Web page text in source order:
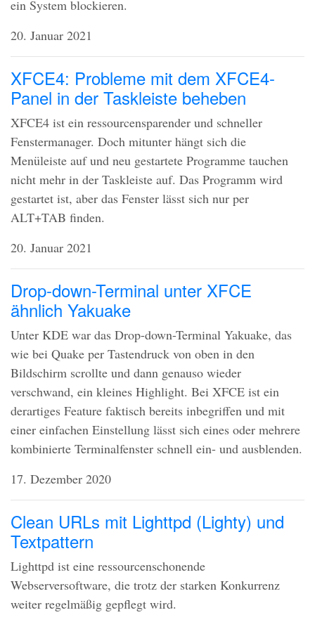
ein System blockieren.
20. Januar 2021
XFCE4: Probleme mit dem XFCE4-
Panel in der Taskleiste beheben
XFCE4 ist ein ressourcensparender und schneller
Fenstermanager. Doch mitunter hängt sich die
Menüleiste auf und neu gestartete Programme tauchen
nicht mehr in der Taskleiste auf. Das Programm wird
gestartet ist, aber das Fenster lässt sich nur per
ALT+TAB finden.
20. Januar 2021
Drop-down-Terminal unter XFCE
ähnlich Yakuake
Unter KDE war das Drop-down-Terminal Yakuake, das
wie bei Quake per Tastendruck von oben in den
Bildschirm scrollte und dann genauso wieder
verschwand, ein kleines Highlight. Bei XFCE ist ein
derartiges Feature faktisch bereits inbegriffen und mit
einer einfachen Einstellung lässt sich eines oder mehrere
kombinierte Terminalfenster schnell ein- und ausblenden.
17. Dezember 2020
Clean URLs mit Lighttpd (Lighty) und
Textpattern
Lighttpd ist eine ressourcenschonende
Webserversoftware, die trotz der starken Konkurrenz
weiter regelmäßig gepflegt wird.